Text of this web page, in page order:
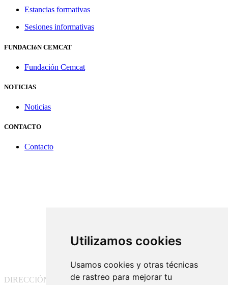
Utilizamos cookies
Usamos cookies y otras técnicas
de rastreo para mejorar tu
Estancias formativas
Sesiones informativas
FUNDACIóN CEMCAT
Fundación Cemcat
NOTICIAS
Noticias
CONTACTO
Contacto
DIRECCIÓN: Pg. Vall d'Hebron, 119-129, 08035 Barcelona